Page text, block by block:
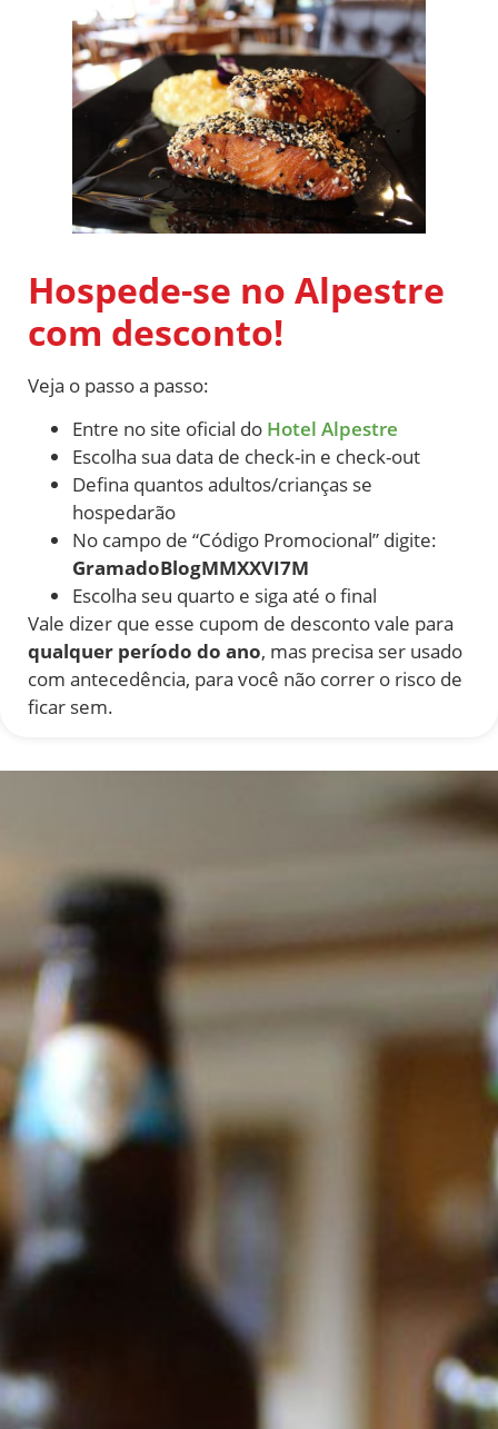
Hospede-se no Alpestre
com desconto!
Veja o passo a passo:
Entre no site oficial do Hotel Alpestre
Escolha sua data de check-in e check-out
Defina quantos adultos/crianças se
hospedarão
No campo de “Código Promocional” digite:
GramadoBlogMMXXVI7M
Escolha seu quarto e siga até o final
Vale dizer que esse cupom de desconto vale para
qualquer período do ano, mas precisa ser usado
com antecedência, para você não correr o risco de
ficar sem.